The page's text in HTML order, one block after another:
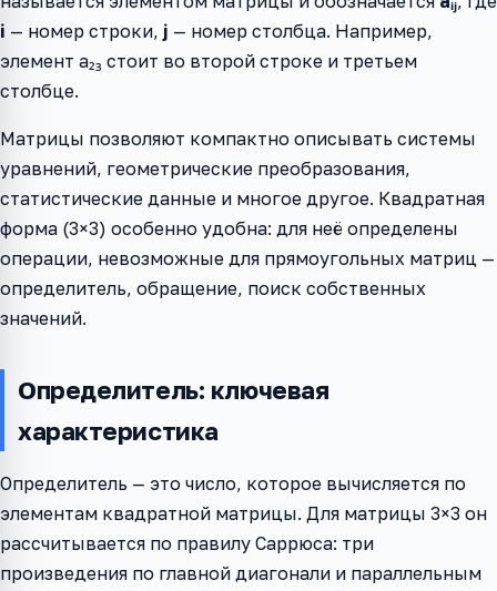
i — номер строки, j — номер столбца. Например,
элемент a₂₃ стоит во второй строке и третьем
столбце.
Матрицы позволяют компактно описывать системы
уравнений, геометрические преобразования,
статистические данные и многое другое. Квадратная
форма (3×3) особенно удобна: для неё определены
операции, невозможные для прямоугольных матриц —
определитель, обращение, поиск собственных
значений.
Определитель: ключевая
характеристика
Определитель — это число, которое вычисляется по
элементам квадратной матрицы. Для матрицы 3×3 он
рассчитывается по правилу Саррюса: три
произведения по главной диагонали и параллельным